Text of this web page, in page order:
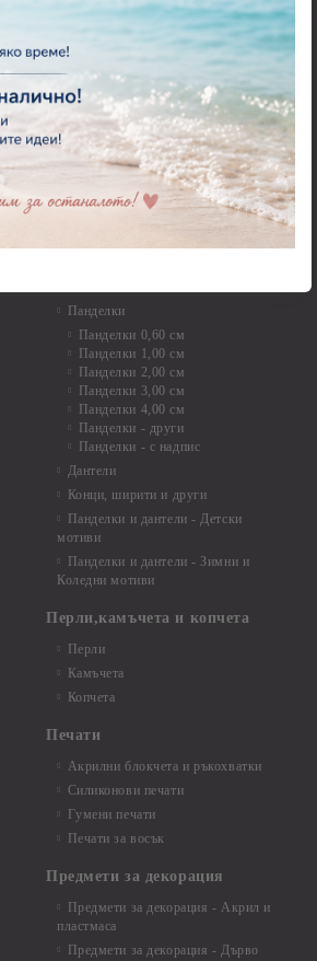
Закачалки
Крака за мебели
Други аксесоари, материали и
инструменти
Моливи, маркери, химикали,
пастели и восъци
Восъци
Маркери, флумастери, химикали
Панделки
Панделки 0,60 см
Панделки 1,00 см
Панделки 2,00 см
Панделки 3,00 см
Панделки 4,00 см
Панделки - други
Панделки - с надпис
Дантели
Конци, ширити и други
Панделки и дантели - Детски
мотиви
Панделки и дантели - Зимни и
Коледни мотиви
Перли,камъчета и копчета
Перли
Камъчета
Копчета
Печати
Акрилни блокчета и ръкохватки
Силиконови печати
Гумени печати
Печати за восък
Предмети за декорация
Предмети за декорация - Акрил и
пластмаса
Предмети за декорация - Дърво